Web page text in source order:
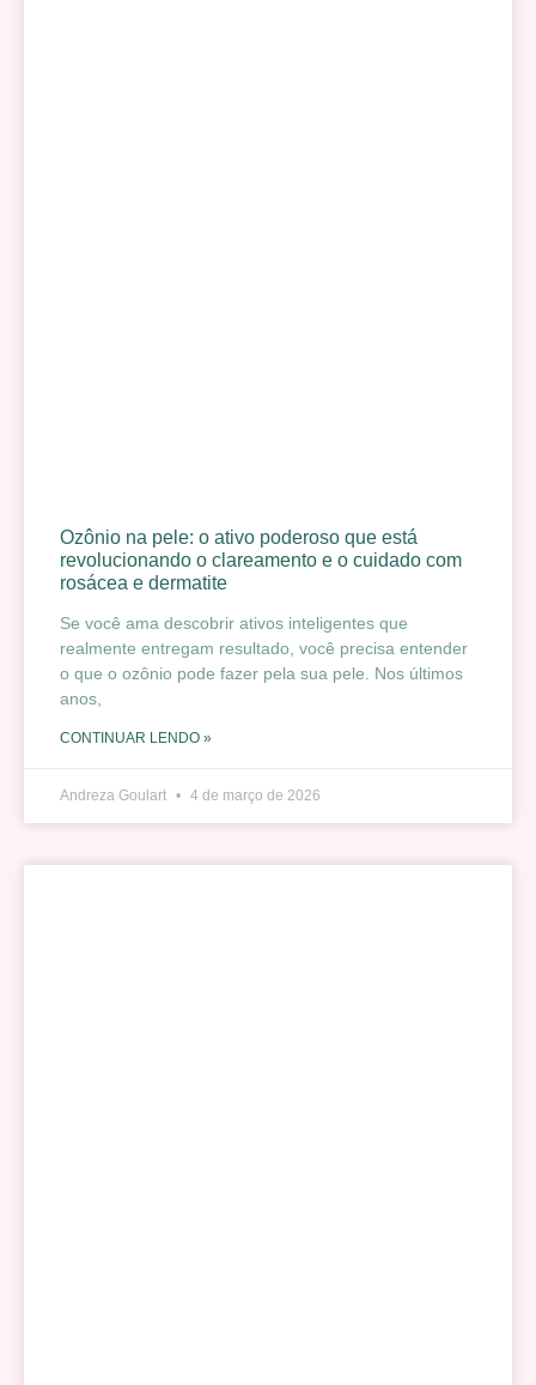
Ozônio na pele: o ativo poderoso que está
revolucionando o clareamento e o cuidado com
rosácea e dermatite
Se você ama descobrir ativos inteligentes que
realmente entregam resultado, você precisa entender
o que o ozônio pode fazer pela sua pele. Nos últimos
anos,
CONTINUAR LENDO »
Andreza Goulart 4 de março de 2026